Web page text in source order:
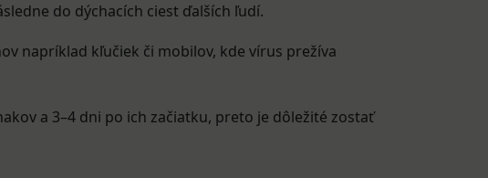
do dýchacích ciest ďalších ľudí.
napríklad kľučiek či mobilov, kde vírus prežíva
a 3–4 dni po ich začiatku, preto je dôležité zostať